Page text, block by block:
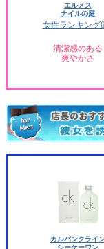
エルメス
ナイルの庭
女性ランキング
清潔感のある
爽やかさ
カルバンクライ
シーケーワン